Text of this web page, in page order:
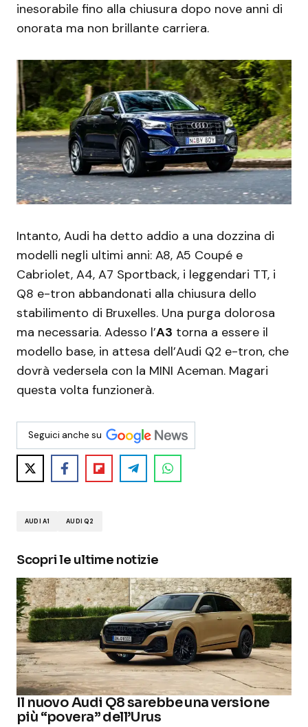
inesorabile fino alla chiusura dopo nove anni di
onorata ma non brillante carriera.
Intanto, Audi ha detto addio a una dozzina di
modelli negli ultimi anni: A8, A5 Coupé e
Cabriolet, A4, A7 Sportback, i leggendari TT, i
Q8 e-tron abbandonati alla chiusura dello
stabilimento di Bruxelles. Una purga dolorosa
ma necessaria. Adesso l’A3 torna a essere il
modello base, in attesa dell’Audi Q2 e-tron, che
dovrà vedersela con la MINI Aceman. Magari
questa volta funzionerà.
Seguici anche su
AUDI A1 AUDI Q2
Scopri le ultime notizie
Il nuovo Audi Q8 sarebbe una versione
più “povera” dell’Urus